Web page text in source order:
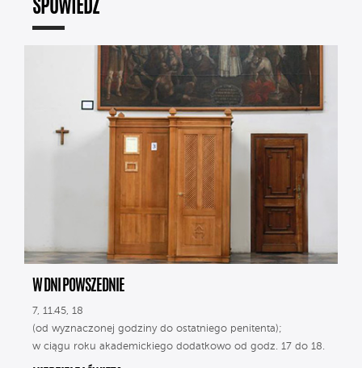
SPOWIEDŹ
W DNI POWSZEDNIE
7, 11.45, 18
(od wyznaczonej godziny do ostatniego penitenta);
w ciągu roku akademickiego dodatkowo od godz. 17 do 18.